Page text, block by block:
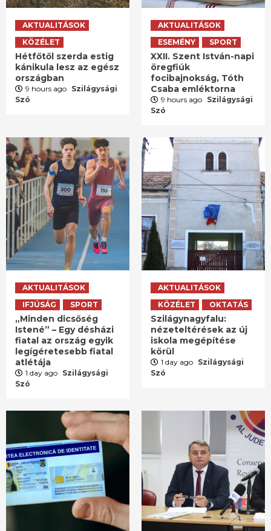
AKTUALITÁSOK
KÖZÉLET
Hétfőtől szerda estig
kánikula lesz az egész
országban
9 hours ago Szilágysági
Szó
AKTUALITÁSOK
ESEMÉNY
SPORT
XXII. Szent István-napi
öregfiúk
focibajnokság, Tóth
Csaba emléktorna
9 hours ago Szilágysági
Szó
AKTUALITÁSOK
IFJÚSÁG
SPORT
„Minden dicsőség
Istené” – Egy désházi
fiatal az ország egyik
legígéretesebb fiatal
atlétája
1 day ago Szilágysági
Szó
AKTUALITÁSOK
KÖZÉLET
OKTATÁS
Szilágynagyfalu:
nézeteltérések az új
iskola megépítése
körül
1 day ago Szilágysági
Szó